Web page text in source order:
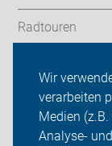
Wir
verarbeiten
Medien
Analyse-
Radtouren
ADFC
Sei dabei